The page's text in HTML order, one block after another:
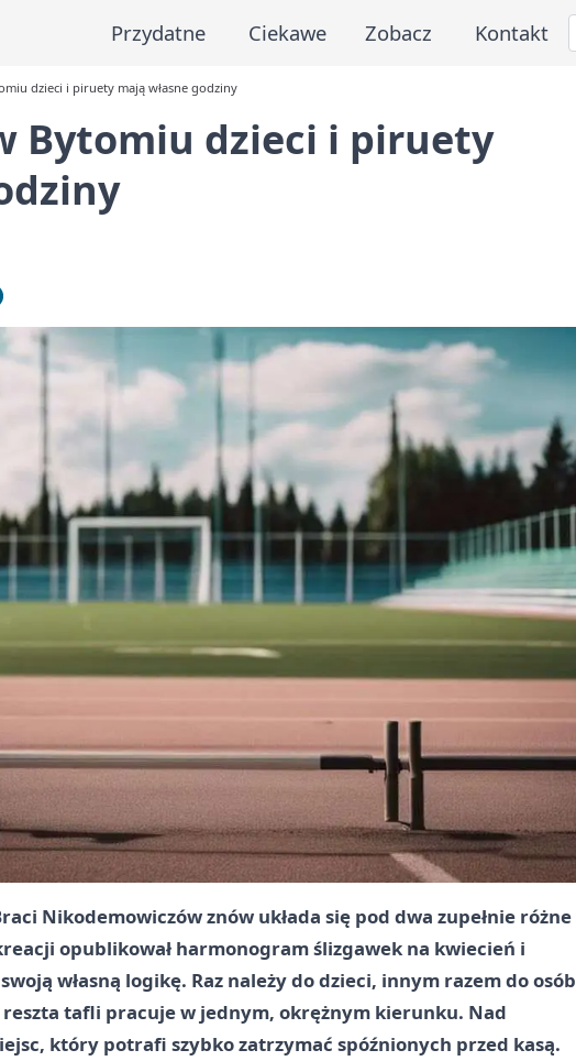
Przydatne Ciekawe Zobacz Kontakt
dzieci i piruety mają własne godziny
Bytomiu dzieci i piruety
Nikodemowiczów znów układa się pod dwa zupełnie różne
opublikował harmonogram ślizgawek na kwiecień i
własną logikę. Raz należy do dzieci, innym razem do osób
tafli pracuje w jednym, okrężnym kierunku. Nad
który potrafi szybko zatrzymać spóźnionych przed kasą.